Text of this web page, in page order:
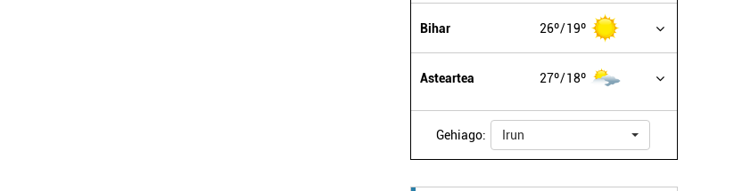
Bihar 26º 19º
Asteartea 27º 18º
Gehiago: Irun